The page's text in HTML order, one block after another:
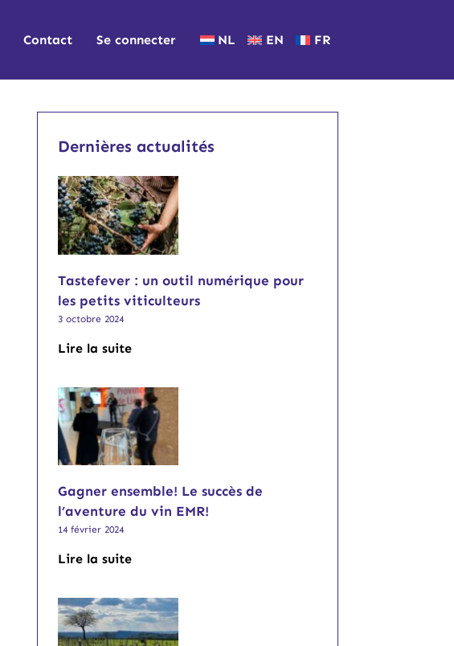
Contact Se connecter NL EN FR
Dernières actualités
Tastefever : un outil numérique pour
les petits viticulteurs
3 octobre 2024
Lire la suite
Gagner ensemble! Le succès de
l’aventure du vin EMR!
14 février 2024
Lire la suite